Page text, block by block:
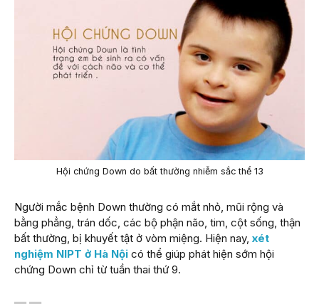
Hội chứng Down do bất thường nhiễm sắc thể 13
Người mắc bệnh Down thường có mắt nhỏ, mũi rộng và
bằng phẳng, trán dốc, các bộ phận não, tim, cột sống, thận
bất thường, bị khuyết tật ở vòm miệng. Hiện nay, xét
nghiệm NIPT ở Hà Nội có thể giúp phát hiện sớm hội
chứng Down chỉ từ tuần thai thứ 9.